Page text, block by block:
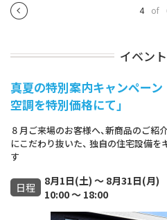
4 of
イベン
真夏の特別案内キャンペー
空調を特別価格にて」
８月ご来場のお客様へ、新商品のご紹
にこだわり抜いた、 独自の住宅設備
す
日程
8月1日(土) ～ 8月31日(月)
10:00 ～ 18:00